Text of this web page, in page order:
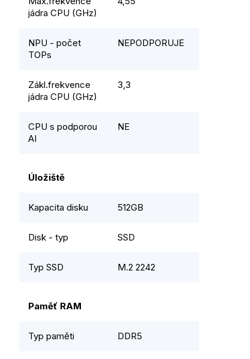
jádra CPU (GHz)
NPU - počet
TOPs
NEPODPORUJE
Zákl.frekvence
jádra CPU (GHz)
3,3
CPU s podporou
AI
NE
Úložiště
Kapacita disku 512GB
Disk - typ SSD
Typ SSD M.2 2242
Paměť RAM
Typ paměti DDR5